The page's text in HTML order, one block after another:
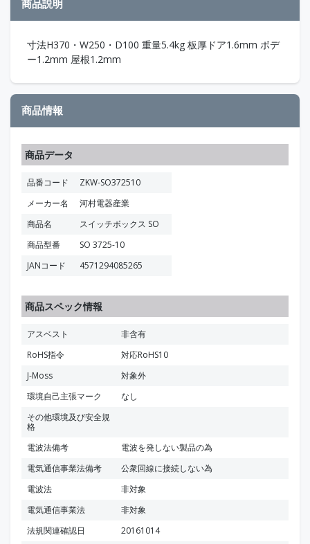
商品説明
寸法H370・W250・D100 重量5.4kg 板厚ドア1.6mm ボデ
ー1.2mm 屋根1.2mm
商品情報
商品データ
品番コード
ZKW-SO372510
メーカー名
河村電器産業
商品名
スイッチボックス SO
商品型番
SO 3725-10
JANコード
4571294085265
商品スペック情報
アスベスト
非含有
RoHS指令
対応RoHS10
J-Moss
対象外
環境自己主張マーク
なし
その他環境及び安全規
格
電波法備考
電波を発しない製品の為
電気通信事業法備考
公衆回線に接続しない為
電波法
非対象
電気通信事業法
非対象
法規関連確認日
20161014